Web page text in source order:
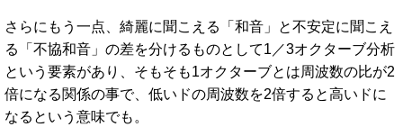
さらにもう一点、綺麗に聞こえる「和音」と不安定に聞こえ
る「不協和音」の差を分けるものとして1／3オクターブ分析
という要素があり、そもそも1オクターブとは周波数の比が2
倍になる関係の事で、低いドの周波数を2倍すると高いドに
なるという意味でも。